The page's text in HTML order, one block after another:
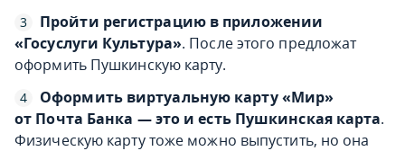
Пройти регистрацию в приложении
«Госуслуги Культура». После этого предложат
оформить Пушкинскую карту.
Оформить виртуальную карту «Мир»
от Почта Банка — это и есть Пушкинская карта.
Физическую карту тоже можно выпустить, но она